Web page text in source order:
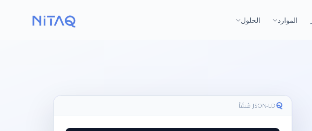
الحلول الموارد
JSON-LD مُنشَأ